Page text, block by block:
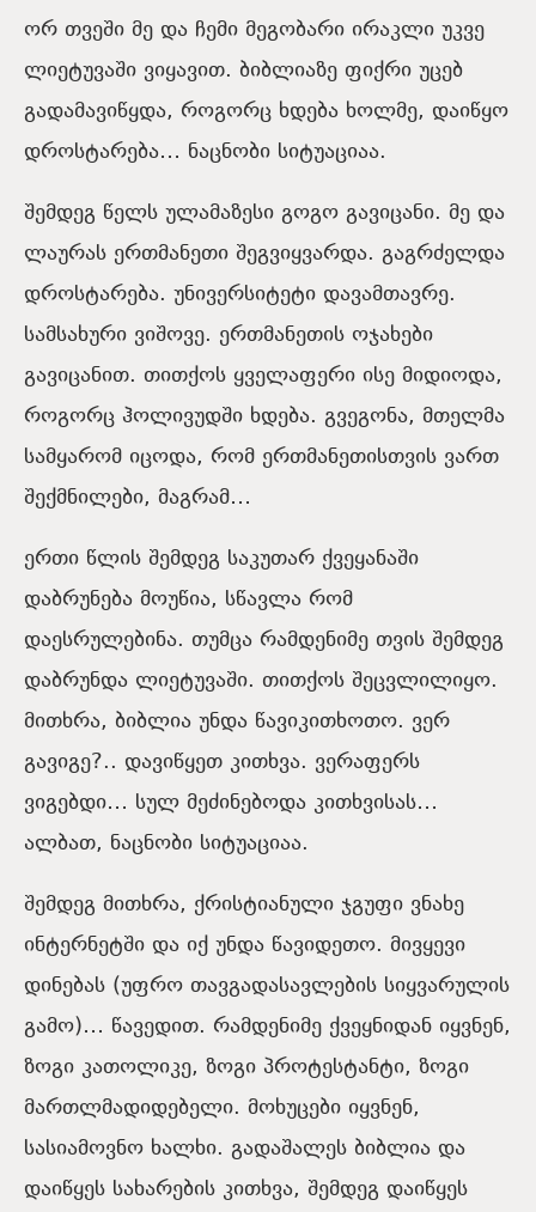
ორ თვეში მე და ჩემი მეგობარი ირაკლი უკვე
ლიეტუვაში ვიყავით. ბიბლიაზე ფიქრი უცებ
გადამავიწყდა, როგორც ხდება ხოლმე, დაიწყო
დროსტარება… ნაცნობი სიტუაციაა.
შემდეგ წელს ულამაზესი გოგო გავიცანი. მე და
ლაურას ერთმანეთი შეგვიყვარდა. გაგრძელდა
დროსტარება. უნივერსიტეტი დავამთავრე.
სამსახური ვიშოვე. ერთმანეთის ოჯახები
გავიცანით. თითქოს ყველაფერი ისე მიდიოდა,
როგორც ჰოლივუდში ხდება. გვეგონა, მთელმა
სამყარომ იცოდა, რომ ერთმანეთისთვის ვართ
შექმნილები, მაგრამ…
ერთი წლის შემდეგ საკუთარ ქვეყანაში
დაბრუნება მოუწია, სწავლა რომ
დაესრულებინა. თუმცა რამდენიმე თვის შემდეგ
დაბრუნდა ლიეტუვაში. თითქოს შეცვლილიყო.
მითხრა, ბიბლია უნდა წავიკითხოთო. ვერ
გავიგე?.. დავიწყეთ კითხვა. ვერაფერს
ვიგებდი… სულ მეძინებოდა კითხვისას…
ალბათ, ნაცნობი სიტუაციაა.
შემდეგ მითხრა, ქრისტიანული ჯგუფი ვნახე
ინტერნეტში და იქ უნდა წავიდეთო. მივყევი
დინებას (უფრო თავგადასავლების სიყვარულის
გამო)… წავედით. რამდენიმე ქვეყნიდან იყვნენ,
ზოგი კათოლიკე, ზოგი პროტესტანტი, ზოგი
მართლმადიდებელი. მოხუცები იყვნენ,
სასიამოვნო ხალხი. გადაშალეს ბიბლია და
დაიწყეს სახარების კითხვა, შემდეგ დაიწყეს